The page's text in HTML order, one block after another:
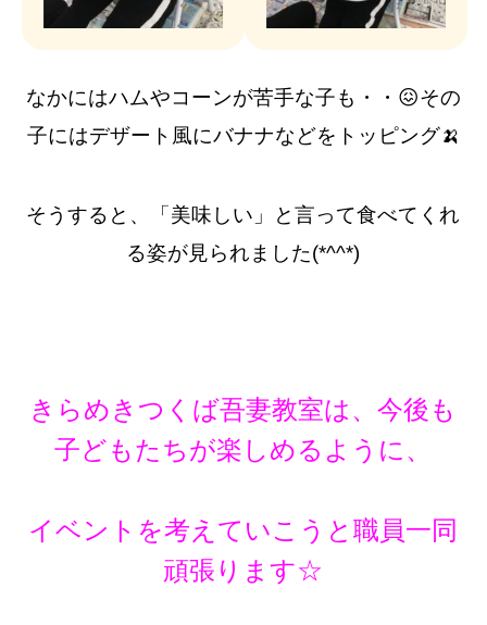
なかにはハムやコーンが苦手な子も・・😖その
子にはデザート風にバナナなどをトッピング🍌
そうすると、「美味しい」と言って食べてくれ
る姿が見られました(*^^*)
きらめきつくば吾妻教室は、今後も
子どもたちが楽しめるように、
イベントを考えていこうと職員一同
頑張ります☆